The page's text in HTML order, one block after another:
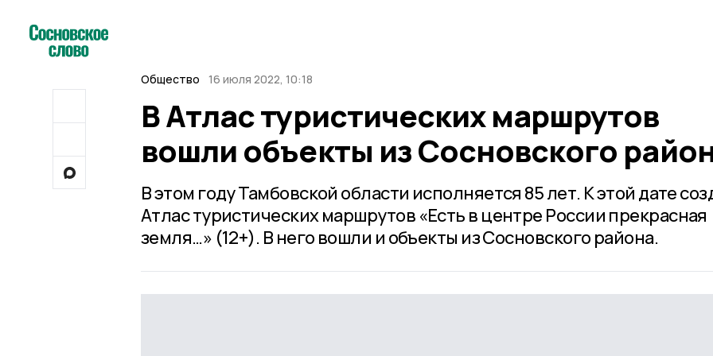
Общество 16 июля 2022, 10:18
В Атлас туристических маршрутов
вошли объекты из Сосновского
В этом году Тамбовской области исполняется 85 лет. К этой дате
Атлас туристических маршрутов «Есть в центре России прекрасная
земля…» (12+). В него вошли и объекты из Сосновского района.